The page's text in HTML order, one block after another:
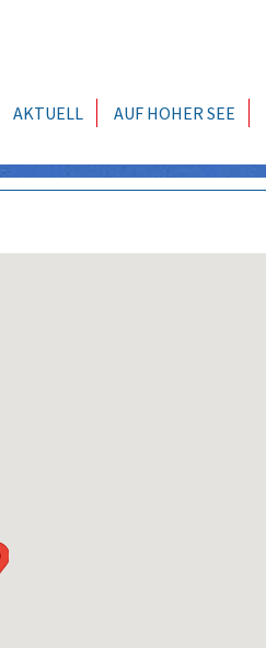
AKTUELL AUF HOHER SEE